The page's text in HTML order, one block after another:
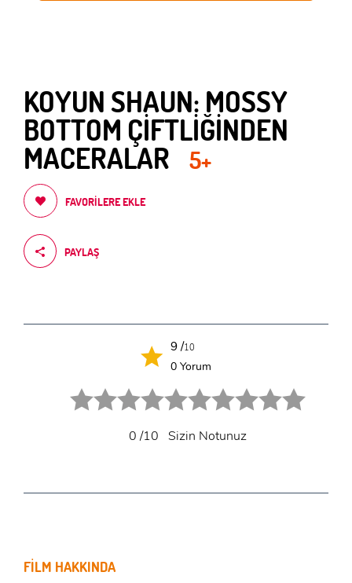
KOYUN SHAUN: MOSSY
BOTTOM ÇİFTLİĞİNDEN
MACERALAR 5+
FAVORILERE EKLE
PAYLAŞ
9 /10
0 Yorum
0/10 Sizin Notunuz
FİLM HAKKINDA